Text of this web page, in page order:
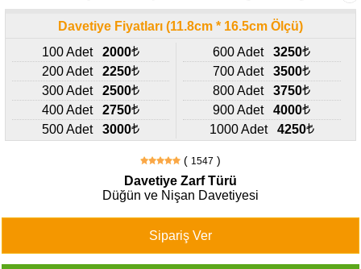
Davetiye Fiyatları (11.8cm * 16.5cm Ölçü)
100 Adet
2000
200 Adet
2250
300 Adet
2500
400 Adet
2750
500 Adet
3000
600 Adet
3250
700 Adet
3500
800 Adet
3750
900 Adet
4000
1000 Adet
4250
( 1547 )
Davetiye Zarf Türü
Düğün ve Nişan Davetiyesi